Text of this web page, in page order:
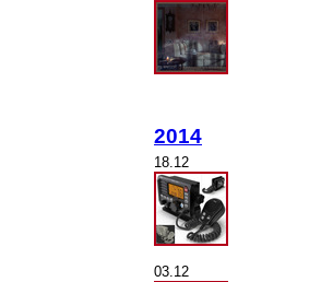
2014
18.12
03.12